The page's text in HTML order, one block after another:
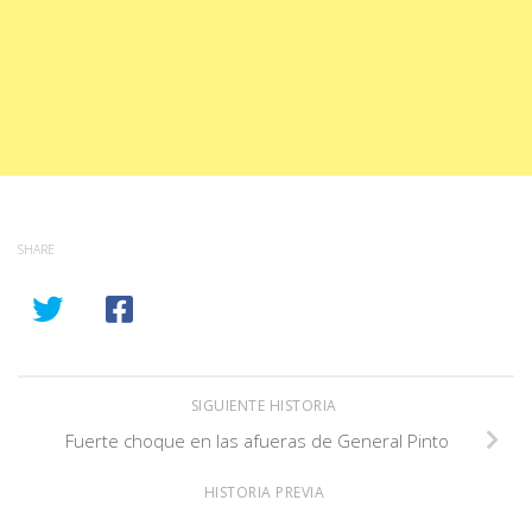
SHARE
SIGUIENTE HISTORIA
Fuerte choque en las afueras de General Pinto
HISTORIA PREVIA